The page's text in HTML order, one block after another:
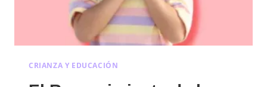
CRIANZA Y EDUCACIÓN